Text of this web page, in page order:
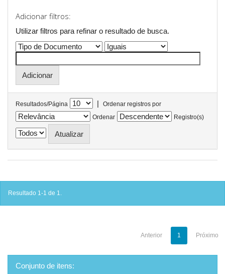
Adicionar filtros:
Utilizar filtros para refinar o resultado de busca.
Resultados/Página |
Ordenar registros por
Ordenar
Registro(s)
Resultado 1-1 de 1.
Anterior 1 Próximo
Conjunto de itens: